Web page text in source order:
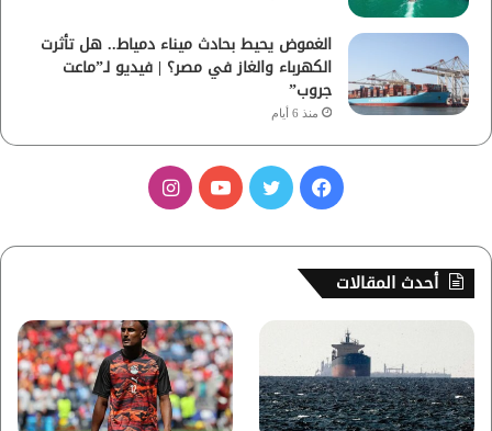
الغموض يحيط بحادث ميناء دمياط.. هل تأثرت
الكهرباء والغاز في مصر؟ | فيديو لـ”ماعت
جروب”
منذ 6 أيام
س
ب
ك
ي
و
ب
ت
ق
ر
أحدث المقالات